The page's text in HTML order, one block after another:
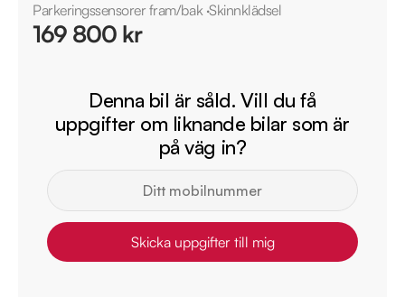
Parkeringssensorer fram/bak·Skinnklädsel
169 800 kr
Denna bil är såld. Vill du få
uppgifter om liknande bilar som är
på väg in?
Skicka uppgifter till mig